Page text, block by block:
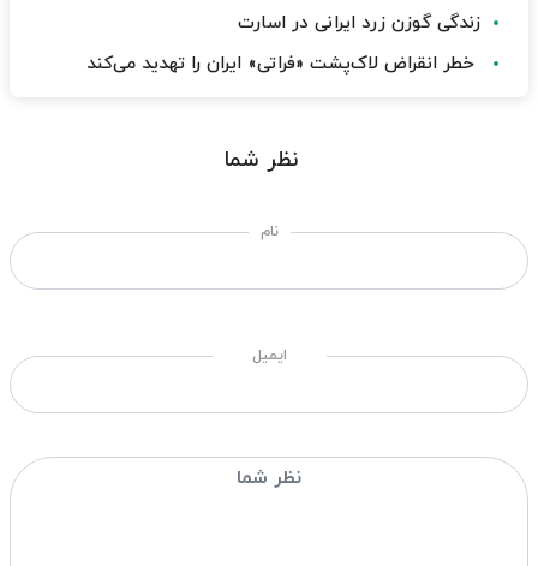
زندگی گوزن زرد ایرانی در اسارت
خطر انقراض لاک‌پشت «فراتی» ایران را تهدید می‌کند
نظر شما
نام
ایمیل